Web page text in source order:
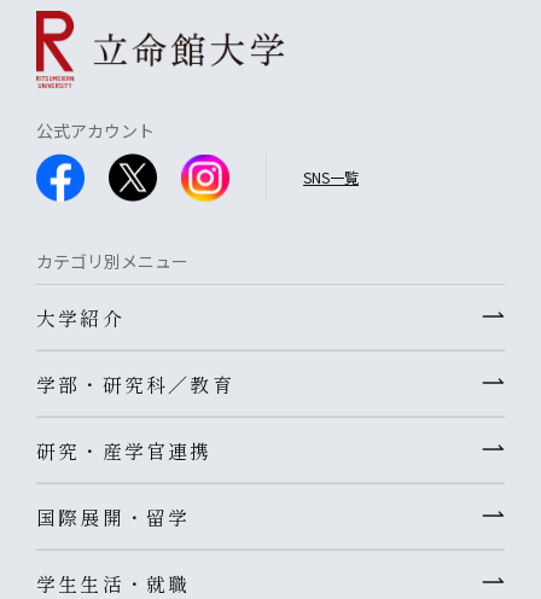
公式アカウント
SNS一覧
カテゴリ別メニュー
大学紹介
学部・研究科／教育
研究・産学官連携
国際展開・留学
学生生活・就職